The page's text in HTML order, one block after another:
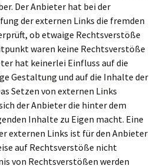
Der Anbieter hat bei der
der externen Links die fremden
ob etwaige Rechtsverstöße
waren keine Rechtsverstöße
hat keinerlei Einfluss auf die
Gestaltung und auf die Inhalte der
Setzen von externen Links
der Anbieter die hinter dem
Inhalte zu Eigen macht. Eine
externen Links ist für den Anbieter
auf Rechtsverstöße nicht
von Rechtsverstößen werden